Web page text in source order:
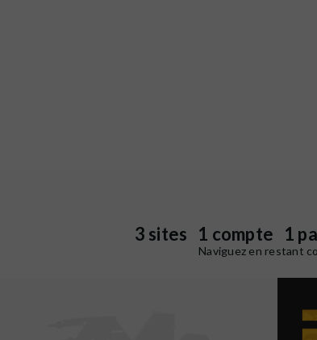
3 sites 1 compte 1
Naviguez en restant